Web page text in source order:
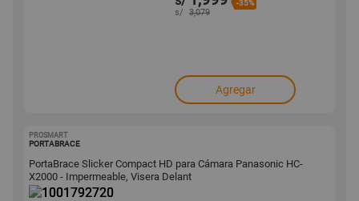
-35%
s/ 3,079
Agregar
PROSMART
PORTABRACE
PortaBrace Slicker Compact HD para Cámara Panasonic HC-
X2000 - Impermeable, Visera Delant